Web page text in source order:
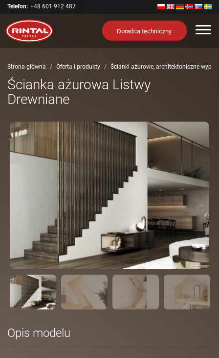
Telefon: +48 601 912 487
Doradca techniczny
Strona główna Oferta i produkty Ścianki ażurowe, architektoniczne
Ścianka ażurowa Listwy
Drewniane
Opis modelu